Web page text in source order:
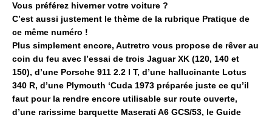
Vous préférez hiverner votre voiture ?
C’est aussi justement le thème de la rubrique Pratique de
ce même numéro !
Plus simplement encore, Autretro vous propose de rêver au
coin du feu avec l’essai de trois Jaguar XK (120, 140 et
150), d’une Porsche 911 2.2 l T, d’une hallucinante Lotus
340 R, d’une Plymouth ‘Cuda 1973 préparée juste ce qu’il
faut pour la rendre encore utilisable sur route ouverte,
d’une rarissime barquette Maserati A6 GCS/53, le Guide